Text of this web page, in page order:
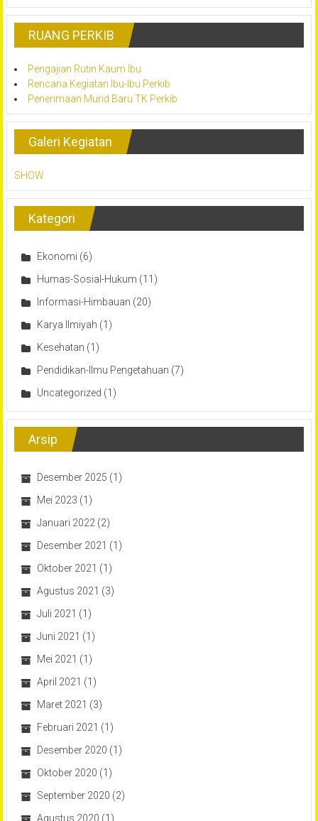
RUANG PERKIB
Pengajian Rutin Kaum Ibu
Rencana Kegiatan Ibu-Ibu Perkib
Penerimaan Murid Baru TK Perkib
Galeri Kegiatan
SHOW
Kategori
Ekonomi (6)
Humas-Sosial-Hukum (11)
Informasi-Himbauan (20)
Karya Ilmiyah (1)
Kesehatan (1)
Pendidikan-Ilmu Pengetahuan (7)
Uncategorized (1)
Arsip
Desember 2025 (1)
Mei 2023 (1)
Januari 2022 (2)
Desember 2021 (1)
Oktober 2021 (1)
Agustus 2021 (3)
Juli 2021 (1)
Juni 2021 (1)
Mei 2021 (1)
April 2021 (1)
Maret 2021 (3)
Februari 2021 (1)
Desember 2020 (1)
Oktober 2020 (1)
September 2020 (2)
Agustus 2020 (1)